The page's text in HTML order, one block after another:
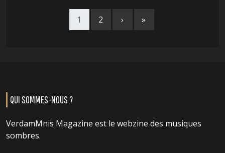
1 2 › »
QUI SOMMES-NOUS ?
VerdamMnis Magazine est le webzine des musiques
sombres.